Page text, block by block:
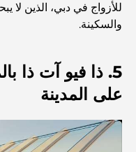
أفضل شركات نقل
نخلة جبل علي مقابل
العقارات الأذكياء
اكتشف جزيرة القمر
للأزواج في دبي، الذين لا
والسكينة.
5. ذا فيو آت ذا
على المدينة